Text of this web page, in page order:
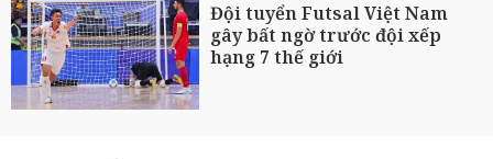
Đội tuyển Futsal Việt Nam
gây bất ngờ trước đội xếp
hạng 7 thế giới